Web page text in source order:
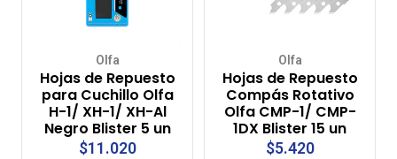
Olfa
Hojas de Repuesto
para Cuchillo Olfa
H-1/ XH-1/ XH-Al
Negro Blister 5 un
$11.020
Olfa
Hojas de Repuesto
Compás Rotativo
Olfa CMP-1/ CMP-
1DX Blister 15 un
$5.420